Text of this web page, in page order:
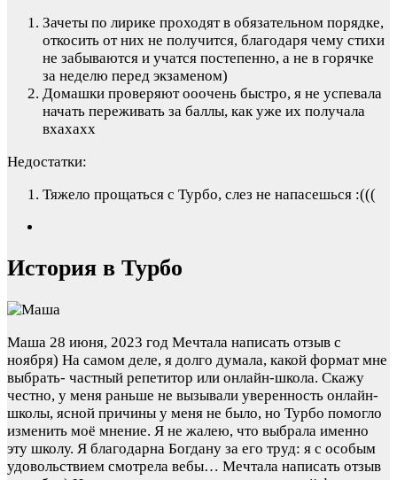
Зачеты по лирике проходят в обязательном порядке,
откосить от них не получится, благодаря чему стихи
не забываются и учатся постепенно, а не в горячке
за неделю перед экзаменом)
Домашки проверяют ооочень быстро, я не успевала
начать переживать за баллы, как уже их получала
вхахахх
Недостатки:
Тяжело прощаться с Турбо, слез не напасешься :(((
История в Турбо
Маша 28 июня, 2023 год Мечтала написать отзыв с
ноября) На самом деле, я долго думала, какой формат мне
выбрать- частный репетитор или онлайн-школа. Скажу
честно, у меня раньше не вызывали уверенность онлайн-
школы, ясной причины у меня не было, но Турбо помогло
изменить моё мнение. Я не жалею, что выбрала именно
эту школу. Я благодарна Богдану за его труд: я с особым
удовольствием смотрела вебы… Мечтала написать отзыв